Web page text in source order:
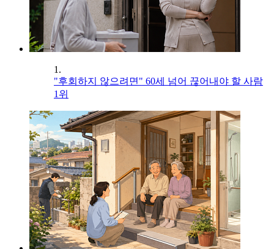
1.
"후회하지 않으려면" 60세 넘어 끊어내야 할 사람
1위